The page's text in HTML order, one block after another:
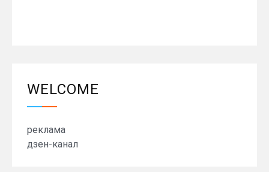
WELCOME
реклама
дзен-канал